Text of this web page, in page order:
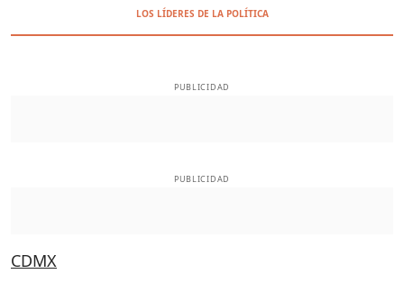
LOS LÍDERES DE LA POLÍTICA
PUBLICIDAD
PUBLICIDAD
CDMX